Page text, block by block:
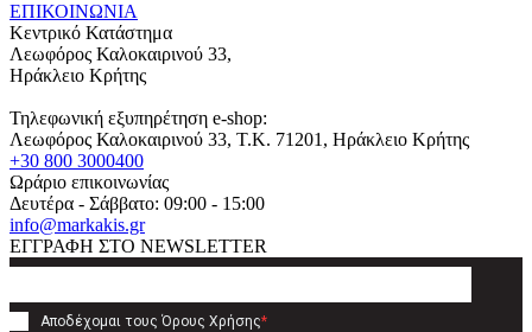
ΕΠΙΚΟΙΝΩΝΙΑ
Κεντρικό Κατάστημα
Λεωφόρος Καλοκαιρινού 33,
Ηράκλειο Κρήτης
Τηλεφωνική εξυπηρέτηση e-shop:
Λεωφόρος Καλοκαιρινού 33, T.K. 71201, Ηράκλειο Κρήτης
+30 800 3000400
Ωράριο επικοινωνίας
Δευτέρα - Σάββατο: 09:00 - 15:00
info@markakis.gr
ΕΓΓΡΑΦΗ ΣΤΟ NEWSLETTER
Αποδέχομαι τους Όρους Χρήσης*